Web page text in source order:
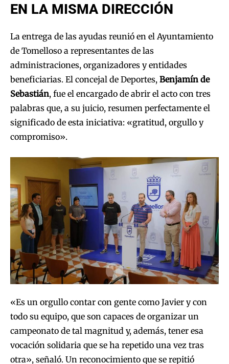
EN LA MISMA DIRECCIÓN
La entrega de las ayudas reunió en el Ayuntamiento
de Tomelloso a representantes de las
administraciones, organizadores y entidades
beneficiarias. El concejal de Deportes, Benjamín de
Sebastián, fue el encargado de abrir el acto con tres
palabras que, a su juicio, resumen perfectamente el
significado de esta iniciativa: «gratitud, orgullo y
compromiso».
«Es un orgullo contar con gente como Javier y con
todo su equipo, que son capaces de organizar un
campeonato de tal magnitud y, además, tener esa
vocación solidaria que se ha repetido una vez tras
otra», señaló. Un reconocimiento que se repitió